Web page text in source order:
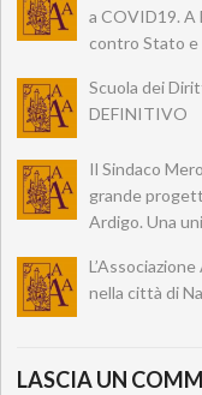
a COVID19. A
contro Stato e
Scuola dei
DEFINITIVO
Il Sindaco
grande
Ardigo. Una
nella città di
LASCIA UN